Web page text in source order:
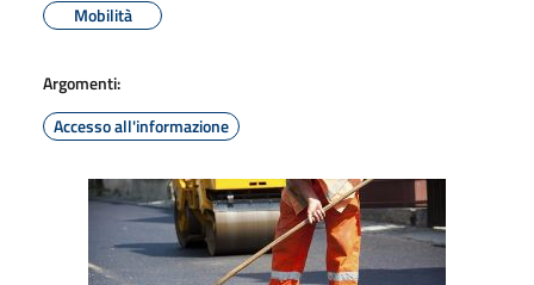
Mobilità
Argomenti:
Accesso all'informazione